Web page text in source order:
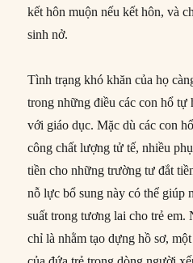
kết hôn muộn nếu kết hôn, và
sinh nở.
Tình trạng khó khăn của họ
trong những điều các con hổ tự
với giáo dục. Mặc dù các con
công chất lượng tử tế, nhiều
tiền cho những trường tư đắt
nỗ lực bổ sung này có thể giúp
suất trong tương lai cho trẻ
chỉ là nhằm tạo dựng hồ sơ,